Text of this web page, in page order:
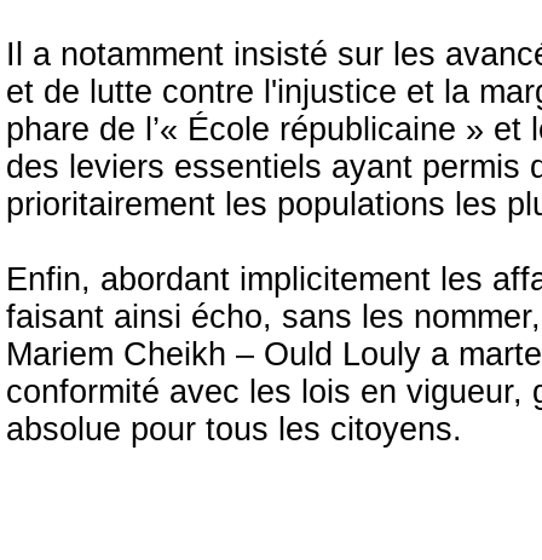
Il a notamment insisté sur les
et de lutte contre l'injustice et la
phare de l’« École républicaine »
des leviers essentiels ayant permis
prioritairement les populations les
Enfin, abordant implicitement les
faisant ainsi écho, sans les
Mariem Cheikh – Ould Louly a
conformité avec les lois en
absolue pour tous les citoyens.